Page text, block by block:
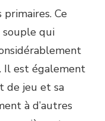
Ce
qui
Il est également
de jeu et sa
à d’autres